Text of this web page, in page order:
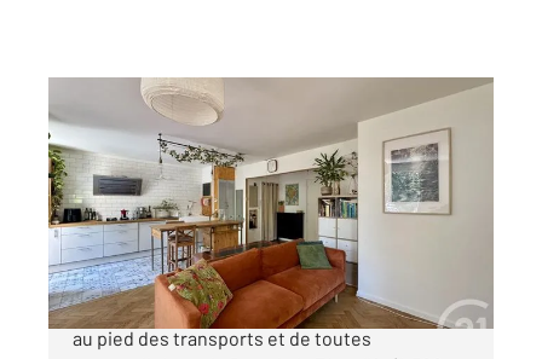
VILLEURBANNE 69
74 m2, 3 pièces
Ref : 136348
Appartement F3 à vendre
299 000 €
CHARPENNES - Rare et unique sur le secteur,
au pied des transports et de toutes